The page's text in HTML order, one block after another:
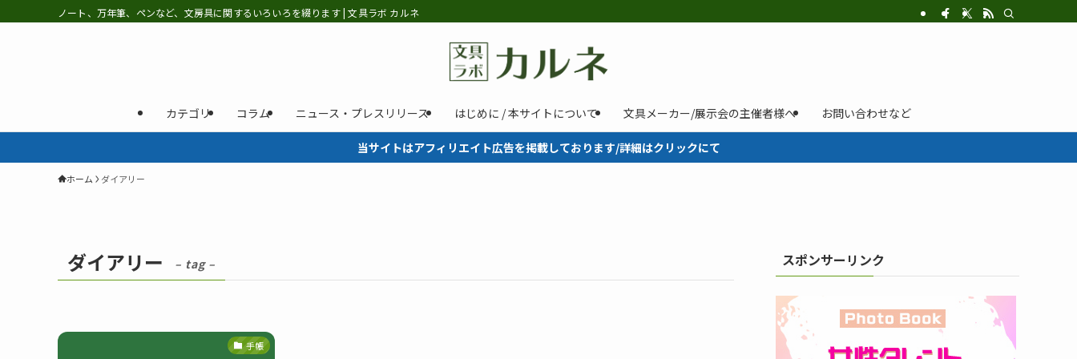
ノート、万年筆、ペンなど、文房具に関するいろいろを綴ります | 文具ラボ カルネ
カテゴリ コラム ニュース・プレスリリース はじめに / 本サイトについて 文具メーカー/展示会の主催者様へ お問い合わせなど
当サイトはアフィリエイト広告を掲載しております/詳細はクリックにて
ホーム ダイアリー
ダイアリー – tag –
手帳
スポンサーリンク